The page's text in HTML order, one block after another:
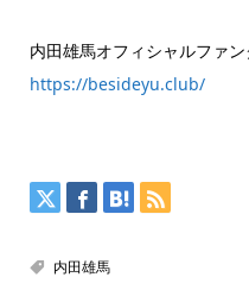
内田雄馬オフィシャルファン
https://besideyu.club/
内田雄馬